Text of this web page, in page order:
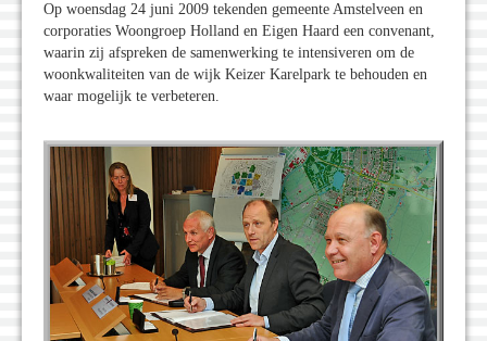
Op woensdag 24 juni 2009 tekenden gemeente Amstelveen en
corporaties Woongroep Holland en Eigen Haard een convenant,
waarin zij afspreken de samenwerking te intensiveren om de
woonkwaliteiten van de wijk Keizer Karelpark te behouden en
waar mogelijk te verbeteren.